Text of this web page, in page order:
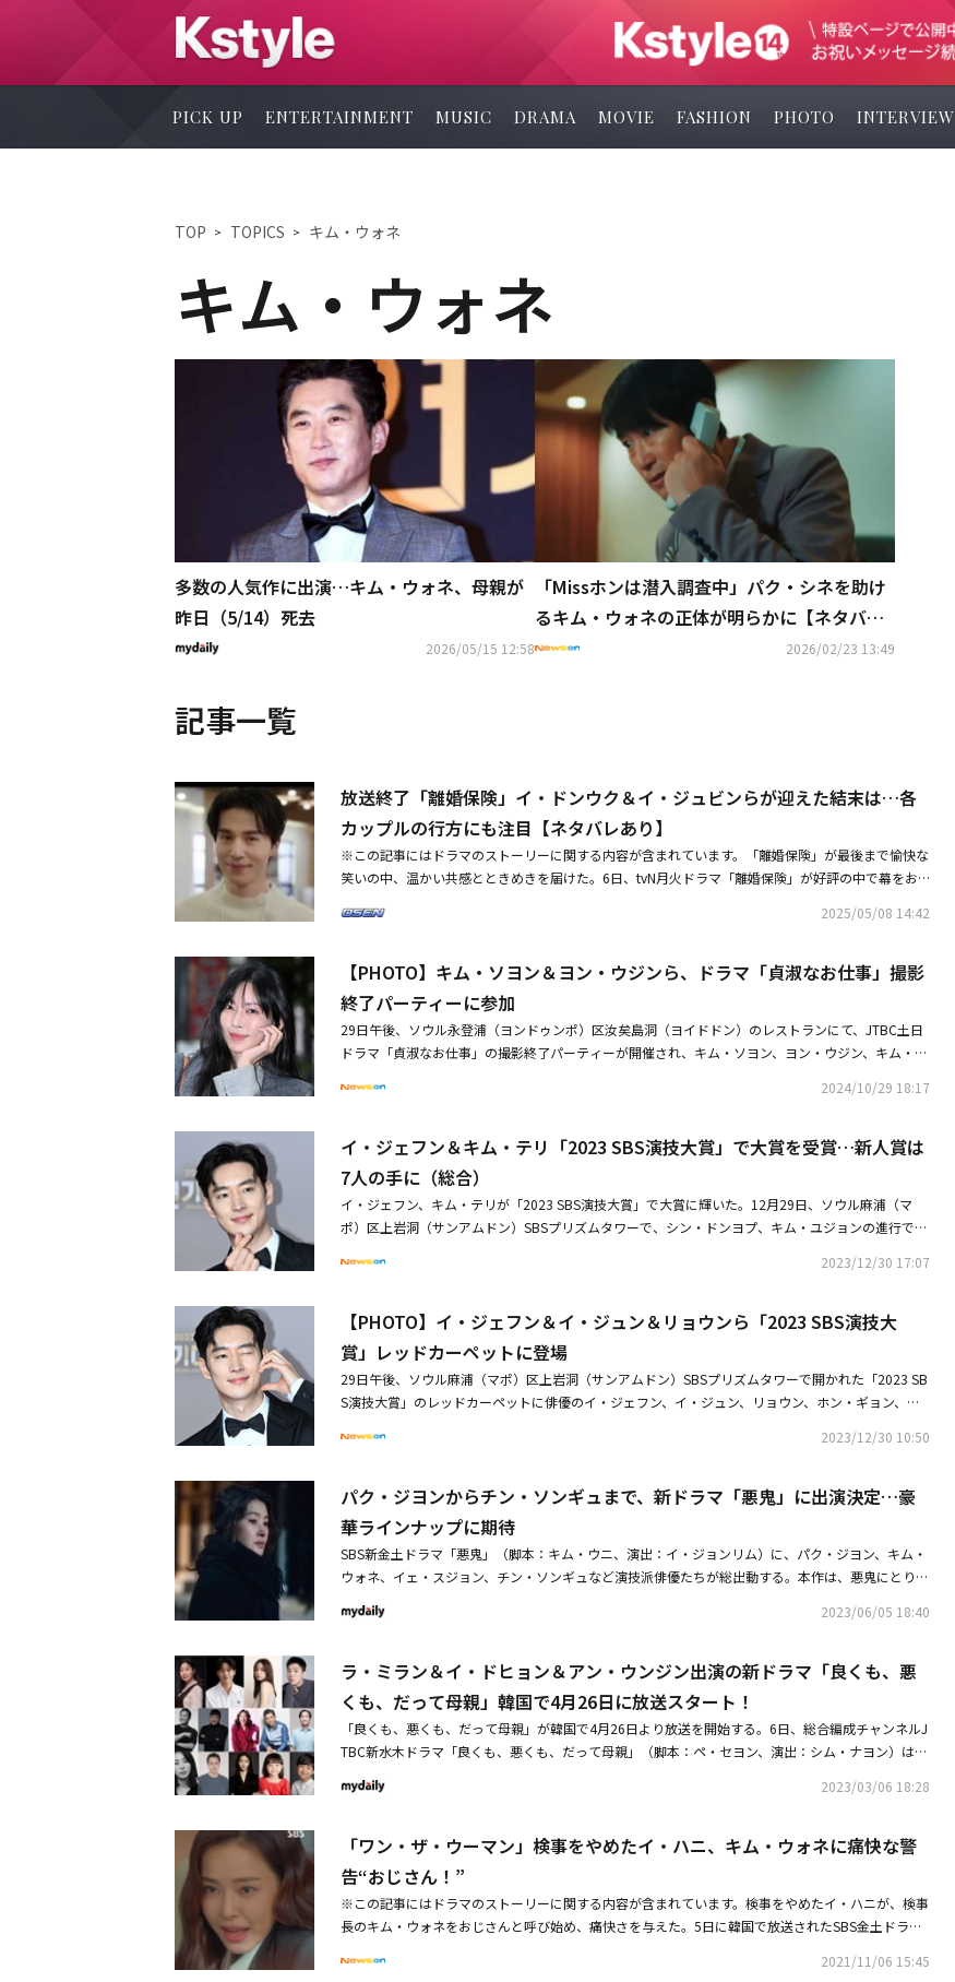
PICK UP ENTERTAINMENT MUSIC DRAMA MOVIE FASHION PHOTO INTERVIEW
TOP TOPICS キム・ウォネ
キム・ウォネ
多数の人気作に出演…キム・ウォネ、母親が
昨日（5/14）死去
2026/05/15 12:58
「Missホンは潜入調査中」パク・シネを助け
るキム・ウォネの正体が明らかに【ネタバレ
あり】
2026/02/23 13:49
記事一覧
放送終了「離婚保険」イ・ドンウク＆イ・ジュビンらが迎えた結末は…各
カップルの行方にも注目【ネタバレあり】
※この記事にはドラマのストーリーに関する内容が含まれています。「離婚保険」が最後まで愉快な
笑いの中、温かい共感とときめきを届けた。6日、tvN月火ドラマ「離婚保険」が好評の中で幕をお
レームとなって甘い恋愛を続け、アン・ジョンマン（イ・グァンス）とチョン・ナレ（イ・ダヒ）は
た離婚保険を通じたTFチームメンバーたちの成長記が、最後まで温かい共感を与え、余韻を残し
た。この日、離婚保険はナ・デボク（キム・ウォネ）夫妻と新婚のナム・チャンヒ夫妻を新規加入者
に迎え、加入者数を満たした。ナ・デボクは、1日に1％ずつ、イ・ソジョン（キム・ナムジン）の
心に答えるプロジェクトを着実に遂行した。一緒に買い物をして家事を手伝いながら、遠くなってい
た2人の心は、少しずつ近づいていった。問題解決に喜んでいるのも束の間、「離婚保険が離婚を助
長する」といった問題を提起した記事が掲載され、TFチームには再び赤信号が灯った。審査前まで
ルフケアプログラムを通じて、すべての出来事の発端である私を理解することで、相手まで理解でき
るということに気づいた。結局、離婚保険は夫婦が離婚を考えるようになった理由を振り返る装置で
あり、機会であるという結論を下した。離婚助長の課題まで解決した離婚保険は、最終審査まで通過
し、正式ローンチを確定させた。TFチームは、解団記念で海へ旅行に行くことにした。忙しい仕事
ュンとカン・ハンドゥルは、海辺を歩きながらデートを楽しんだ。ノ・キジュンはふと、いまだに五
い、新しい人生のチャプターを始めさせてくれる、魂の相手を意味するツインフレームに会うことは
できるかなという質問をしたという彼女。成功の可否を聞いたノ・キジュンの質問に、ポジティブな
意味を込めて笑顔を見せた。2人は多くの時間を共にし、いつの間にかお互いのツインフレームにな
っていた。一方、チョン・ナレの提案に頭を悩ませていたアン・ジョンマンは、後悔なく2人が幸せ
になればいいのではないのかというノ・キジュンの言葉に、考えることを止めた。しかし、タイミン
グが合わず、彼女に自身の決定を伝えられないまま、出国の日が近づいてしまった。1人でシンガポ
ール行きの飛行機に乗るため、空港を訪れたチョン・ナレ。さりげなく周囲を見渡していた彼女の前
いにお互いの真心を確認した2人は、シンガポールでもお互いの区域を守りながら、これから続いて
いくロマンスを期待させた。離婚保険は、全員の期待の中で世界に公開された。ノ・キジュンとカ
ン・ハンドゥルは、成功的な正式ローンチを終え、予測不能な未来も共にすることを約束した。妻の
バケットリストだったオーロラ旅行で、目の前に広がる嘘のような風景のもと、お互いのオーロラに
なろうと約束するナ・デボクとイ・ソジョン、ずっとパク・ウンシク（ユ・ヒョンス）の心を拒んで
きたが、勇気を出して新しい関係を始めてみることにしたチョ・アヨン（チュ・ソジョン）の姿は、
は、終わらない自分探しの旅を予告し、最後まで愉快な笑いを届けた。
2025/05/08 14:42
【PHOTO】キム・ソヨン＆ヨン・ウジンら、ドラマ「貞淑なお仕事」撮影
終了パーティーに参加
29日午後、ソウル永登浦（ヨンドゥンポ）区汝矣島洞（ヨイドドン）のレストランにて、JTBC土日
ドラマ「貞淑なお仕事」の撮影終了パーティーが開催され、キム・ソヨン、ヨン・ウジン、キム・ウ
ソニョンらが参加した。※この記事は現地メディアの取材によるものです。写真にばらつきがござい
のアダルトショップを訪問・【PHOTO】キム・ソヨン＆ヨン・ウジンら、ドラマ「貞淑なお仕事」
制作発表会に出席
2024/10/29 18:17
イ・ジェフン＆キム・テリ「2023 SBS演技大賞」で大賞を受賞…新人賞は
7人の手に（総合）
イ・ジェフン、キム・テリが「2023 SBS演技大賞」で大賞に輝いた。12月29日、ソウル麻浦（マ
ポ）区上岩洞（サンアムドン）SBSプリズムタワーで、シン・ドンヨプ、キム・ユジョンの進行で
ン、「悪鬼」のキム・テリ、「浪漫ドクターキム・サブ3」のハン・ソッキュ、「ファースト・レス
大賞を受賞した。大賞が共同受賞となったのは、2018年の「ロマンスは必然に」のカム・ウソン＆
キム・ソナ以来、5年ぶりだ。最終回の視聴率が21％を突破した「模範タクシー2」と、韓国型オカ
ルトミステリーを描き、すべてのエピソードで10％台の高い視聴率を記録した「悪鬼」の人気に力
づけられ、イ・ジェフン、キム・テリの両者とも有力な大賞候補に挙げられたが、ハン・ソッキュと
キム・レウォンがこの日授賞式に参加しなかったため、現場に参加した大賞候補の2人が共に受賞す
る状況になった。受賞の感想の順番を決めるために、2人がじゃんけんをする独特な光景も繰り広げ
結果まで作ってくれた視聴者たちにも感謝する。まだ学んでいる演技者だが、いつかは私が学んだこ
と、もらったことを全て配ることができる演技者になりたい。その時までありがたく頑張りたい」と
感想を述べた。イ・ジェフンは悔しい被害者に代わって復讐をするという「模範タクシー」の主題を
思い出し「シーズン2ができるだけでもとてもありがたくて光栄だった。実際に事件を経験した方々
とても良い監督、作家、同僚俳優、スタッフが一緒にいたので不足を満たしながら演技することがで
当に幸せだった」と感謝を伝えた。昨年に続き、今年もSBSは寛大だった。「ペイバック～金と権力
～」のカン・ユソクから「国民死刑投票」のクォン・アルム、「7人の脱出」のキム・ドフン、「悪
鬼」のヤン・ヘジ、「浪漫ドクターキム・サブ3」のイ・シニョン、「浪漫ドクターキム・サブ3」
のイ・ホンネ、「車輪」のチョン・スビンまで、なんと7人が新人賞を受賞し、青少年演技賞も「国
民死刑投票」のチェ・ヒョンジン、「浪漫ドクターキム・サブ3」のハン・ジアン、「悪鬼」のパ
ク・ソイ、アン・チェフムの4人が名前を上げた。「2023 SBS演技大賞」はシーズン制ドラマ、ミニ
シリーズメロ・ロマンチックコメディー、ミニシリーズジャンル・アクション部門に分けて授賞を行
士）熱愛史」に出演したカン・フン、リョウン、チョン・ゴンジュであり、女性候補はシン・イェウ
ン、チョ・ヘジュ、ファン・ボルムビョルと皆「コッソンビ（イケメンの士）熱愛史」に出演した俳
した俳優たちと関係者たちもほとんど黒い衣装を着ており、ホン・ギョンは胸に黒いリボンをつけて
登場して目を引いた。当初、華麗なパフォーマンスを準備していたMAMAMOOのファサは、披露曲を
「LMM」に変えた。落ち着いた黒いドレスを着て登場した彼女は「LMM」を熱唱し、切ない気持ちに
2023/12/30 17:07
【PHOTO】イ・ジェフン＆イ・ジュン＆リョウンら「2023 SBS演技大
賞」レッドカーペットに登場
29日午後、ソウル麻浦（マポ）区上岩洞（サンアムドン）SBSプリズムタワーで開かれた「2023 SB
S演技大賞」のレッドカーペットに俳優のイ・ジェフン、イ・ジュン、リョウン、ホン・ギョン、キ
シク、ペ・ユラム、チン・ソンギュ、チョン・ゴンジュ、イ・シニョン、イ・ホンネ、キム・グォ
ン・スンウォン、チャン・ヒョクジン、シン・ジョングン、子役のハン・ジアン、チェ・ヒョンジ
ン、MCのシン・ドンヨプらが登場した。・【PHOTO】イ・ジェフン「2023 MAMA」2日目のレッド
カーペットに登場・イ・ジュン、PrainTPCと再契約を締結今後の活動にも期待
2023/12/30 10:50
パク・ジヨンからチン・ソンギュまで、新ドラマ「悪鬼」に出演決定…豪
華ラインナップに期待
SBS新金土ドラマ「悪鬼」（脚本：キム・ウニ、演出：イ・ジョンリム）に、パク・ジヨン、キム・
ウォネ、イェ・スジョン、チン・ソンギュなど演技派俳優たちが総出動する。本作は、悪鬼にとりつ
は本日（5日）、キム・テリ、オ・ジョンセ、ホン・ギョンとともに豪華ラインナップを完成するパ
待を高めた。洗練されたイメージでしっかりした役割を務めてきたパク・ジヨンは、ク・サニョン
（キム・テリ）の母親ユン・ギョンムン役でレベルが違う演技を披露する。ギョンムンは1人でサニ
ョンを立派に育てたが、生活力は少し足りない人物だ。世間知らずの彼女は頻繁にトラブルを起こし
てサニョンを心配させるが、娘のためなら命もかけるほど大切に思って愛している。一目惚れした
ク・ガンモ（チン・ソンギュ）との結婚に成功するが、サニョンが5歳になった年に追い出されるよ
うに家から出た後、娘に父親の存在を隠した。ガンモの死亡ニュースとともに、わざと隠してきた不
ソ・ムンチュン役を演じる。いくらつまらないとしてもいい加減にしない性格で、人々が探せない手
がかりを見つけるのが得意だが、認められることに関心がないため、いつも成果を奪われてしまう。
そのような彼の机の引き出しの中は、解決できない未済として残っている奇怪な事件でいっぱいだ。
しかし、自分が務めた一番目の殺人事件の遺族であり今も家族のように過ごしているヨム・ヘサン
い。与えられたキャラクターによっていつも新しい顔を見せて様々な人間群像を表現し、短い登場に
2023/06/05 18:40
ラ・ミラン＆イ・ドヒョン＆アン・ウンジン出演の新ドラマ「良くも、悪
くも、だって母親」韓国で4月26日に放送スタート！
「良くも、悪くも、だって母親」が韓国で4月26日より放送を開始する。6日、総合編成チャンネルJ
TBC新水木ドラマ「良くも、悪くも、だって母親」（脚本：ペ・セヨン、演出：シム・ナヨン）は
ン、ソ・イスク、キム・ウォネ、チャン・ウォンヨン、カン・マルグム、ペク・ヒョンジン、ホン・
し、初放送への期待が高まっている。同作は、子供のために悪い母になるしかなかった母親のヨンス
ン（ラ・ミラン）と、予期せぬ事故で子供になってしまった息子のガンホ（イ・ドヒョン）が、失っ
た幸せを追い求めていく感動的なヒーリングコメディだ。全てがリセットしてから、初めて真の幸せ
を探すようになった母子の話が、愉快な笑いと深い感動を与える。「第57回百想芸術大賞」テレビ
部門のドラマ作品賞を受賞した「怪物」を演出したシム・ナヨン監督と、映画「人生は、美しい」
「エクストリーム・ジョブ」「完璧な他人」などを通じて感覚的な筆力が認められた脚本家のペ・セ
2023/03/06 18:28
「ワン・ザ・ウーマン」検事をやめたイ・ハニ、キム・ウォネに痛快な警
告“おじさん！”
※この記事にはドラマのストーリーに関する内容が含まれています。検事をやめたイ・ハニが、検事
長のキム・ウォネをおじさんと呼び始め、痛快さを与えた。5日に韓国で放送されたSBS金土ドラマ
たチョ・ヨンジュ（イ・ハニ）の姿が描かれた。この日、スンドクはヨンジュがカン・ミナ（イ・ハ
2021/11/06 15:45